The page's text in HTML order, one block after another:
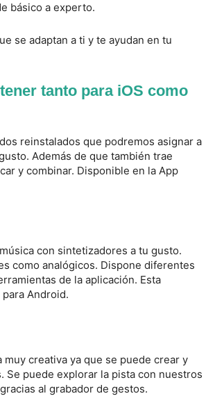
básico a experto.
se adaptan a ti y te ayudan en tu
tanto para iOS como
reinstalados que podremos asignar a
Además de que también trae
y combinar. Disponible en la App
con sintetizadores a tu gusto.
como analógicos. Dispone diferentes
de la aplicación. Esta
Android.
creativa ya que se puede crear y
Se puede explorar la pista con nuestros
al grabador de gestos.